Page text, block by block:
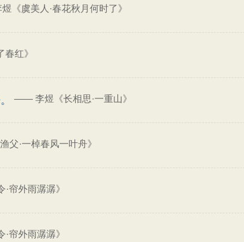
煜《虞美人·春花秋月何时了》
红》
—— 李煜《长相思·一重山》
父·一棹春风一叶舟》
帘外雨潺潺》
帘外雨潺潺》